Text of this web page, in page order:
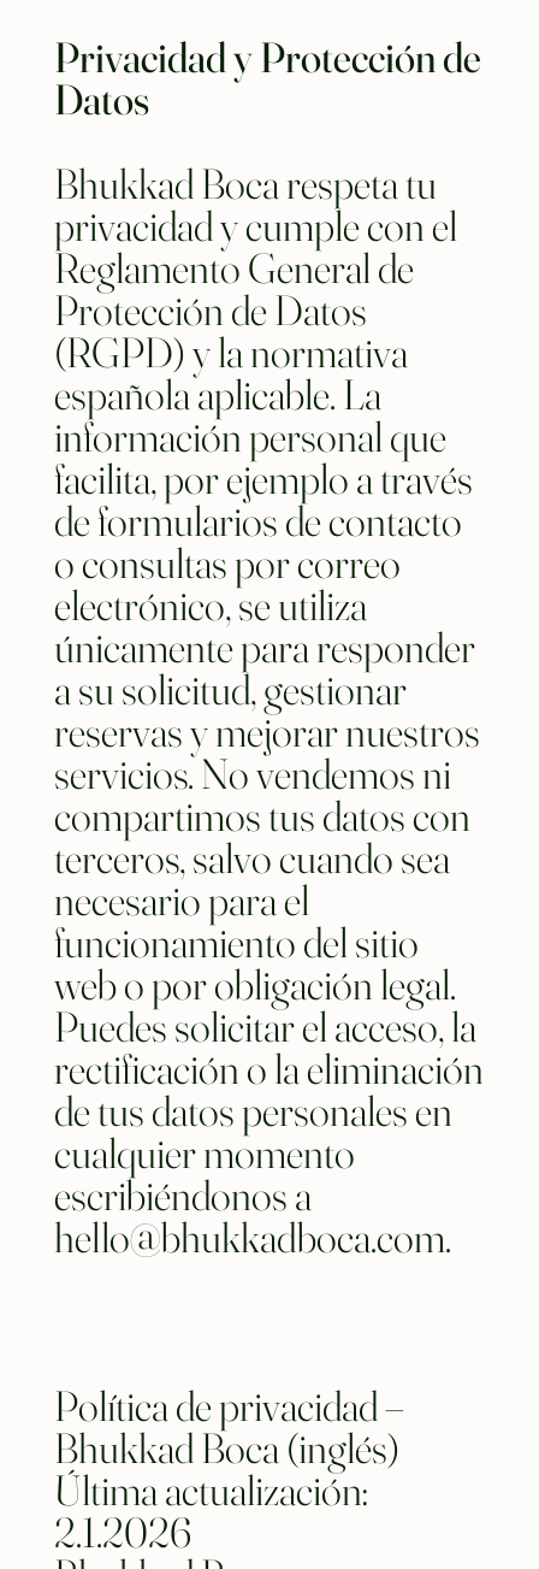
Privacidad y Protección de
Datos
Bhukkad Boca respeta tu
privacidad y cumple con el
Reglamento General de
Protección de Datos
(RGPD) y la normativa
española aplicable. La
información personal que
facilita, por ejemplo a través
de formularios de contacto
o consultas por correo
electrónico, se utiliza
únicamente para responder
a su solicitud, gestionar
reservas y mejorar nuestros
servicios. No vendemos ni
compartimos tus datos con
terceros, salvo cuando sea
necesario para el
funcionamiento del sitio
web o por obligación legal.
Puedes solicitar el acceso, la
rectificación o la eliminación
de tus datos personales en
cualquier momento
escribiéndonos a
hello@bhukkadboca.com.
Política de privacidad –
Bhukkad Boca (inglés)
Última actualización:
2.1.2026